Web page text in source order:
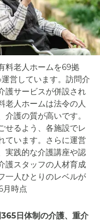
料老人ホームを69拠
営しています。訪問介
護サービスが併設され
老人ホームは法令の人
護の質が高いです。
せるよう、各施設でレ
ています。さらに運営
実践的な介護講座や認
護スタッフの人材育成
一人ひとりのレベルが
月時点
日体制の介護、重介